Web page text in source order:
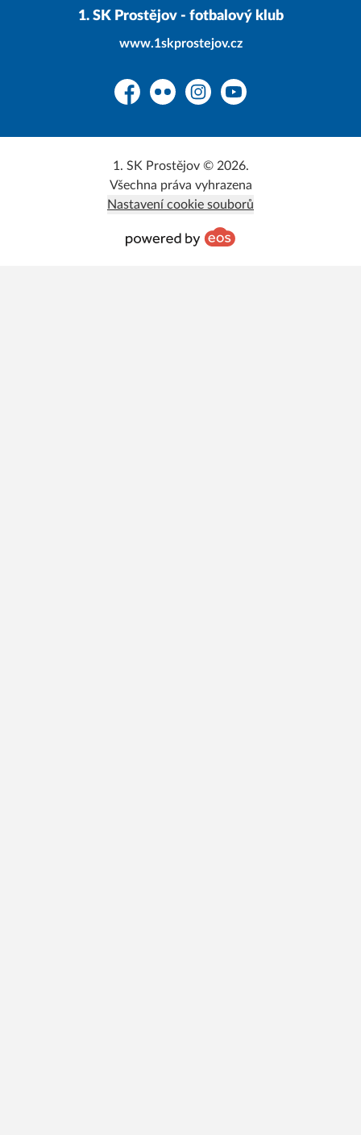
1. SK Prostějov - fotbalový klub
www.1skprostejov.cz
FacebookFlickr InstagramYouTube
1. SK Prostějov © 2026.
Všechna práva vyhrazena
Nastavení cookie souborů